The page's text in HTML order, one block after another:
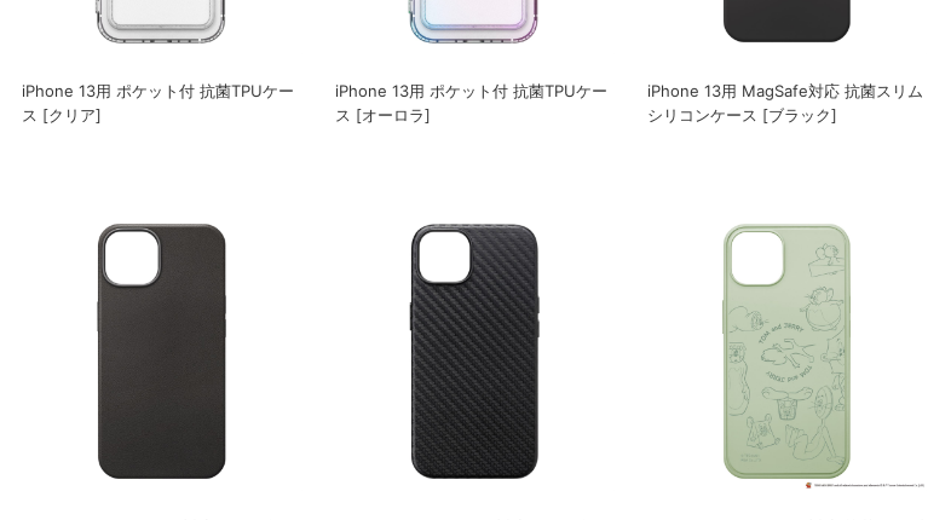
iPhone 13用 ポケット付 抗菌TPUケー
ス [クリア]
iPhone 13用 ポケット付 抗菌TPUケー
ス [オーロラ]
iPhone 13用 MagSafe対応 抗菌スリム
シリコンケース [ブラック]